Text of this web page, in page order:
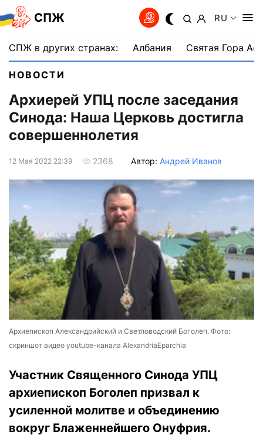
СПЖ RU
СПЖ в других странах: Албания Святая Гора
НОВОСТИ
Архиерей УПЦ после заседания
Синода: Наша Церковь достигла
совершеннолетия
12 Мая 2022 22:39 2368 Автор: Андрей Иванов
Архиепископ Александрийский и Светловодский Боголеп. Фото:
скриншот видео youtube-канала AlexandriaEparchia
Участник Священного Синода УПЦ
архиепископ Боголеп призвал к
усиленной молитве и объединению
вокруг Блаженнейшего Онуфрия.